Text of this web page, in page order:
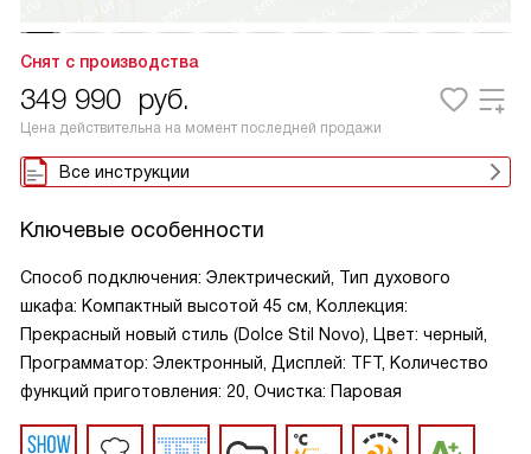
Снят с производства
349 990 руб.
Цена действительна на момент последней продажи
Все инструкции
Ключевые особенности
Способ подключения: Электрический, Тип духового
шкафа: Компактный высотой 45 см, Коллекция:
Прекрасный новый стиль (Dolce Stil Novo), Цвет: черный,
Программатор: Электронный, Дисплей: TFT, Количество
функций приготовления: 20, Очистка: Паровая